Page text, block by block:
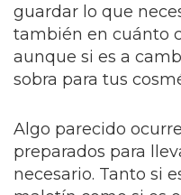
guardar lo que
también en cuánto
aunque si es a
sobra para tus
Algo parecido
preparados para
necesario. Tanto si